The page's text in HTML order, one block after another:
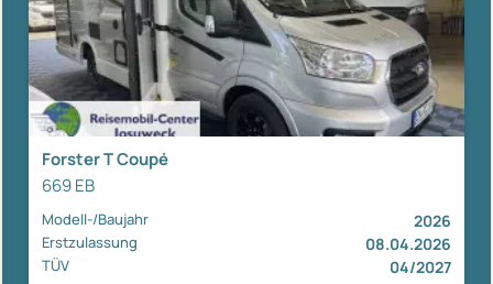
Forster T Coupé
669 EB
Modell-/Baujahr 2026
Erstzulassung 08.04.2026
TÜV 04/2027